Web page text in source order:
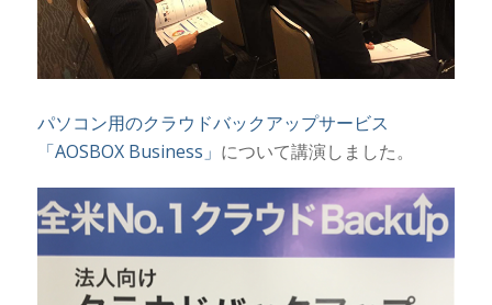
パソコン用のクラウドバックアップサービス
「AOSBOX Business」 について講演しました。